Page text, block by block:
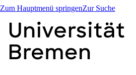
Zum Hauptmenü springenZur Suche